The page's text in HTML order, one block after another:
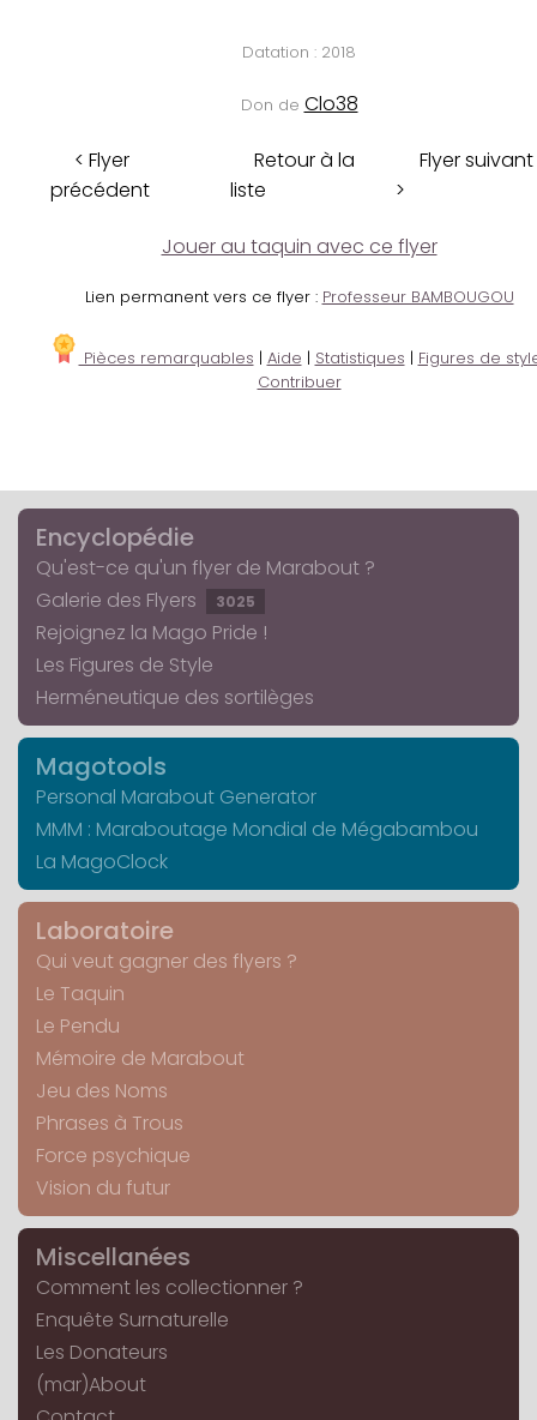
Datation : 2018
Don de Clo38
< Flyer
précédent
Retour à la
liste
Flyer suivant
>
Jouer au taquin avec ce flyer
Lien permanent vers ce flyer : Professeur BAMBOUGOU
Pièces remarquables | Aide | Statistiques | Figures de
Contribuer
Encyclopédie
Qu'est-ce qu'un flyer de Marabout ?
Galerie des Flyers
3025
Rejoignez la Mago Pride !
Les Figures de Style
Herméneutique des sortilèges
Magotools
Personal Marabout Generator
MMM : Maraboutage Mondial de Mégabambou
La MagoClock
Laboratoire
Qui veut gagner des flyers ?
Le Taquin
Le Pendu
Mémoire de Marabout
Jeu des Noms
Phrases à Trous
Force psychique
Vision du futur
Miscellanées
Comment les collectionner ?
Enquête Surnaturelle
Les Donateurs
(mar)About